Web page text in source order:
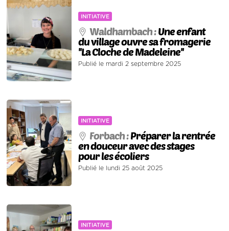
INITIATIVE
Waldhambach :Une enfant
du village ouvre sa fromagerie
''La Cloche de Madeleine''
Publié le mardi 2 septembre 2025
INITIATIVE
Forbach :Préparer la rentrée
en douceur avec des stages
pour les écoliers
Publié le lundi 25 août 2025
INITIATIVE